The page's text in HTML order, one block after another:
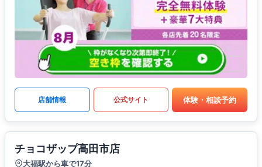
店舗情報 公式サイト 体験・相談予約
チョコザップ高田市店
大福駅から車で17分